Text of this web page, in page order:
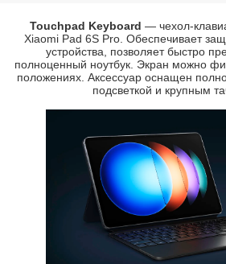
Touchpad Keyboard — чехол-
Xiaomi Pad 6S Pro. Обеспечивает
устройства, позволяет быстро
полноценный ноутбук. Экран можно
положениях. Аксессуар оснащен
подсветкой и крупным